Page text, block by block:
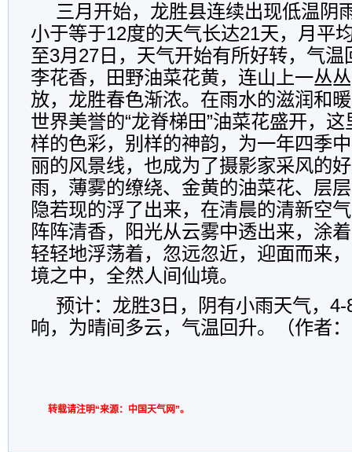
三月开始，龙胜县连续出现低温阴
小于等于12度的天气长达21天，月平
至3月27日，天气开始有所好转，气温
李花香，田野油菜花黄，连山上一丛
放，龙胜春色渐浓。在雨水的滋润和
世界美誉的“龙脊梯田”油菜花盛开，
样的色彩，别样的神韵，为一年四季
丽的风景线，也成为了摄影家采风的
雨，薄雾的缭绕、金黄的油菜花、层
隐若现的浮了出来，在清晨的清新空
阵阵清香，阳光从云雾中透出来，涂
轻轻地浮荡着，忽远忽近，迎面而来
境之中，全然人间仙境。
预计：龙胜3日，阴有小雨天气，
响，为晴间多云，气温回升。（作者
转载请注明“来源：中国天气网”。